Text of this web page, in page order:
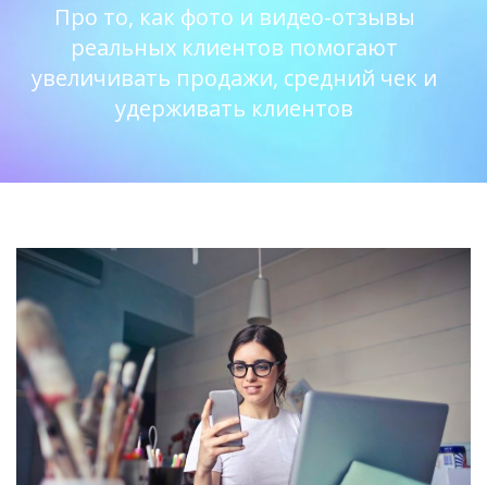
Про то, как фото и видео-отзывы
реальных клиентов помогают
увеличивать продажи, средний чек и
удерживать клиентов